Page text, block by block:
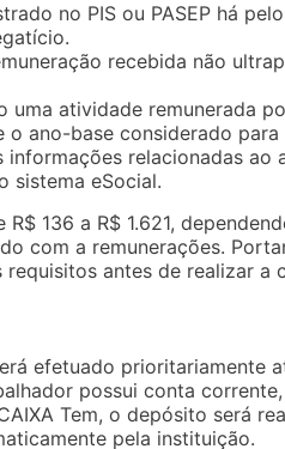
no PIS ou PASEP há
recebida não
uma atividade remunerada
ano-base considerado para
relacionadas
sistema eSocial.
136 a R$ 1.621,
com a remunerações.
antes de realizar a
efetuado prioritariamente
possui conta
Tem, o depósito será
pela instituição.